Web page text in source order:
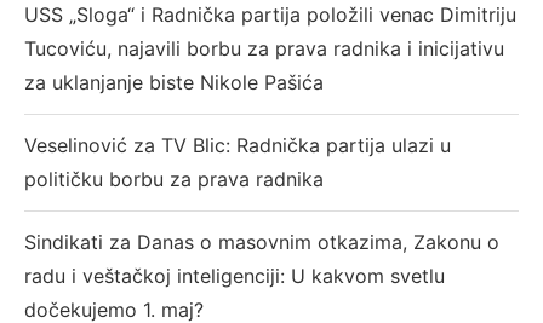
USS „Sloga“ i Radnička partija položili venac Dimitriju
Tucoviću, najavili borbu za prava radnika i inicijativu
za uklanjanje biste Nikole Pašića
Veselinović za TV Blic: Radnička partija ulazi u
političku borbu za prava radnika
Sindikati za Danas o masovnim otkazima, Zakonu o
radu i veštačkoj inteligenciji: U kakvom svetlu
dočekujemo 1. maj?